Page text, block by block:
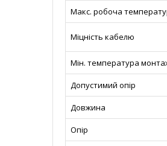
Макс. робоча
Міцність кабелю
Мін. температура
Допустимий опір
Довжина
Опір